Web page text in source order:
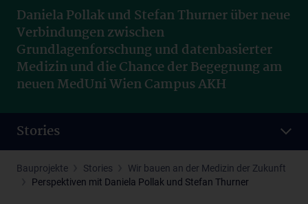
Daniela Pollak und Stefan Thurner über neue
Verbindungen zwischen
Grundlagenforschung und datenbasierter
Medizin und die Chance der Begegnung am
neuen MedUni Wien Campus AKH
Stories
Bauprojekte Stories
Wir bauen an der Medizin der Zukunft
Perspektiven mit Daniela Pollak und Stefan Thurner